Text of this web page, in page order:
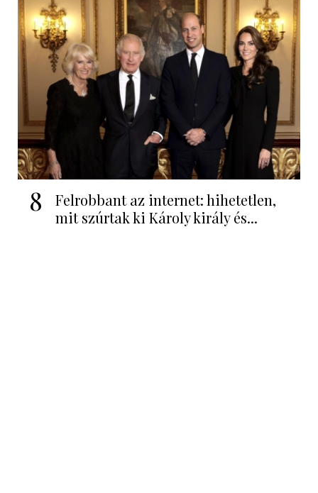
8
Felrobbant az internet: hihetetlen,
mit szúrtak ki Károly király és...